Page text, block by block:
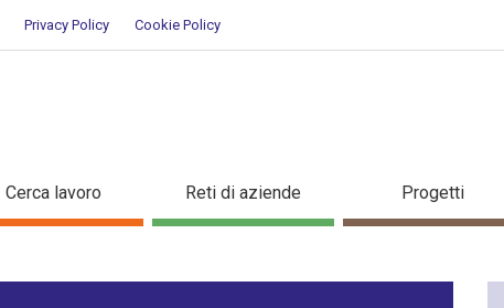
Privacy Policy Cookie Policy
Cerca lavoro Reti di aziende Progetti